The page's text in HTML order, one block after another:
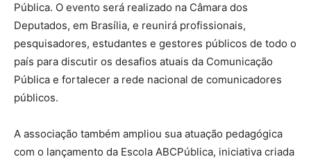
Pública. O evento será realizado na Câmara dos
Deputados, em Brasília, e reunirá profissionais,
pesquisadores, estudantes e gestores públicos de todo o
país para discutir os desafios atuais da Comunicação
Pública e fortalecer a rede nacional de comunicadores
públicos.
A associação também ampliou sua atuação pedagógica
com o lançamento da Escola ABCPública, iniciativa criada